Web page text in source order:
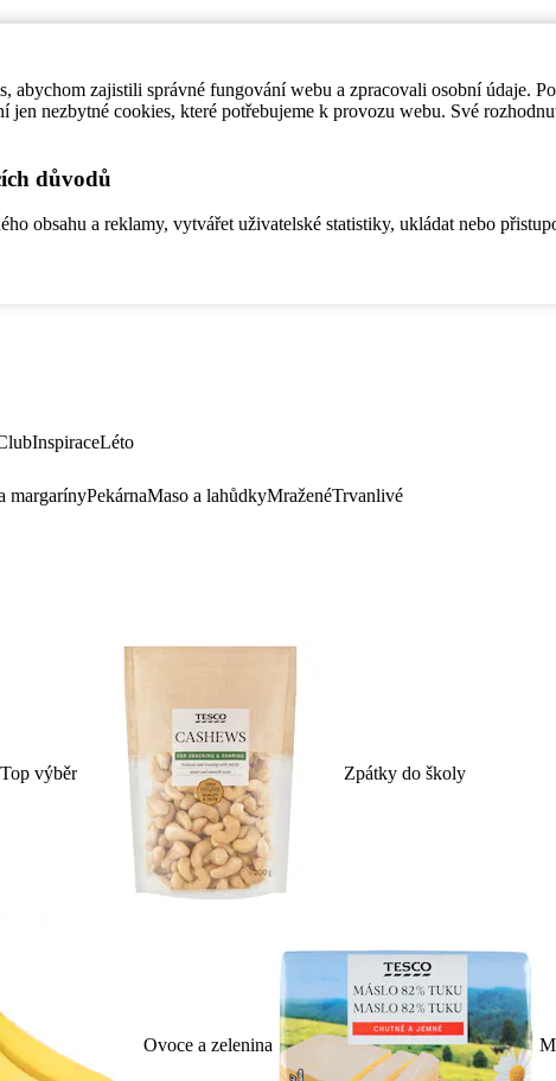
abychom zajistili správné fungování webu a zpracovali osobní údaje.
jen nezbytné cookies, které potřebujeme k provozu webu. Své
důvodů
obsahu a reklamy, vytvářet uživatelské statistiky, ukládat nebo
InspiraceLéto
margarínyPekárnaMaso a lahůdkyMraženéTrvanlivé
Top výběr Zpátky do školy
Ovoce a zelenina